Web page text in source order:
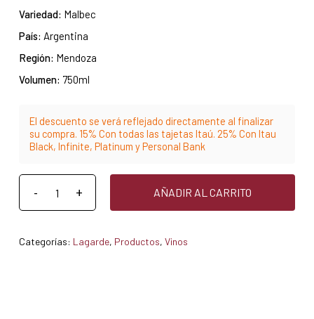
Variedad: Malbec
País: Argentina
Región: Mendoza
Volumen: 750ml
El descuento se verá reflejado directamente al finalizar
su compra. 15% Con todas las tajetas Itaú. 25% Con Itau
Black, Infinite, Platinum y Personal Bank
AÑADIR AL CARRITO
Categorías: Lagarde, Productos, Vinos